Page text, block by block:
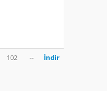
102 -- İndir